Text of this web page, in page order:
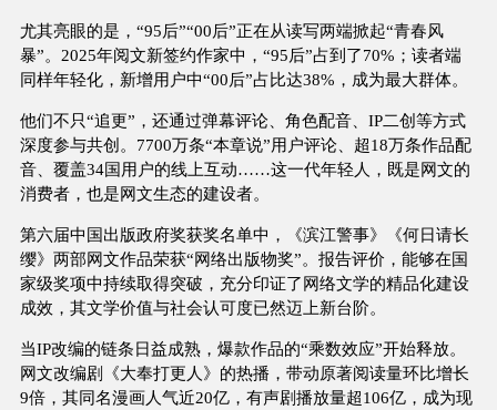
尤其亮眼的是，“95后”“00后”正在从读写两端掀起“青春风
暴”。2025年阅文新签约作家中，“95后”占到了70%；读者端
同样年轻化，新增用户中“00后”占比达38%，成为最大群体。
他们不只“追更”，还通过弹幕评论、角色配音、IP二创等方式
深度参与共创。7700万条“本章说”用户评论、超18万条作品配
音、覆盖34国用户的线上互动……这一代年轻人，既是网文的
消费者，也是网文生态的建设者。
第六届中国出版政府奖获奖名单中，《滨江警事》《何日请长
缨》两部网文作品荣获“网络出版物奖”。报告评价，能够在国
家级奖项中持续取得突破，充分印证了网络文学的精品化建设
成效，其文学价值与社会认可度已然迈上新台阶。
当IP改编的链条日益成熟，爆款作品的“乘数效应”开始释放。
网文改编剧《大奉打更人》的热播，带动原著阅读量环比增长
9倍，其同名漫画人气近20亿，有声剧播放量超106亿，成为现